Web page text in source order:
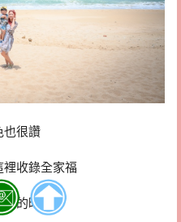
也很讚
裡收錄全家福
的時候